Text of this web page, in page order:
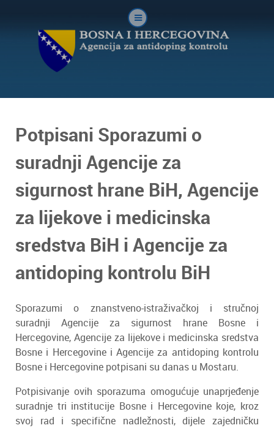
Potpisani Sporazumi o
suradnji Agencije za
sigurnost hrane BiH, Agencije
za lijekove i medicinska
sredstva BiH i Agencije za
antidoping kontrolu BiH
Sporazumi o znanstveno-istraživačkoj i stručnoj
suradnji Agencije za sigurnost hrane Bosne i
Hercegovine, Agencije za lijekove i medicinska sredstva
Bosne i Hercegovine i Agencije za antidoping kontrolu
Bosne i Hercegovine potpisani su danas u Mostaru.
Potpisivanje ovih sporazuma omogućuje unaprjeđenje
suradnje tri institucije Bosne i Hercegovine koje, kroz
svoj rad i specifične nadležnosti, dijele zajedničku